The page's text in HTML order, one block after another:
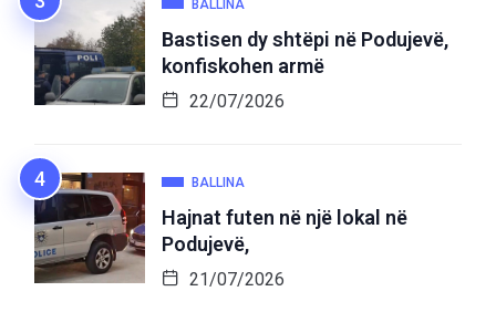
BALLINA
Bastisen dy shtëpi në Podujevë,
konfiskohen armë
22/07/2026
BALLINA
Hajnat futen në një lokal në
Podujevë,
21/07/2026